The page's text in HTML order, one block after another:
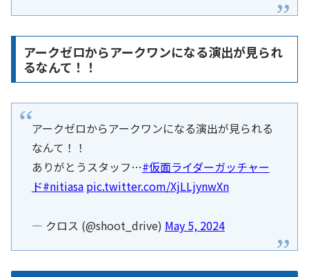
アークゼロからアークワンになる演出が見られ
るなんて！！
アークゼロからアークワンになる演出が見られる
なんて！！
ありがとうスタッフ…#仮面ライダーガッチャー
ド#nitiasa pic.twitter.com/XjLLjynwXn
— クロス (@shoot_drive) May 5, 2024